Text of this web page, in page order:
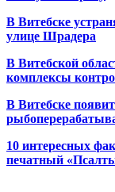
В Витебске
улице Шрадера
В Витебской
комплексы
В Витебске
10 интересных
печатный